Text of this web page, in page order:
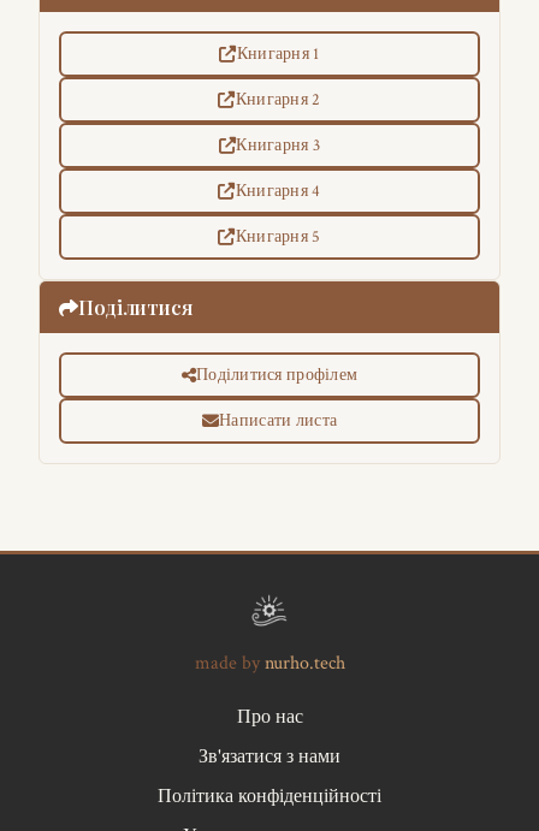
Книгарня 1
Книгарня 2
Книгарня 3
Книгарня 4
Книгарня 5
Поділитися
Поділитися профілем
Написати листа
made bynurho.tech
Про нас
Зв'язатися з нами
Політика конфіденційності